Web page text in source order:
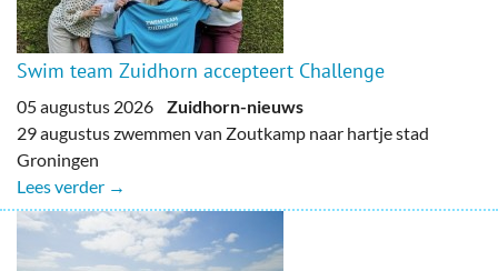
Swim team Zuidhorn accepteert Challenge
05 augustus 2026 Zuidhorn-nieuws
29 augustus zwemmen van Zoutkamp naar hartje stad
Groningen
Lees verder →